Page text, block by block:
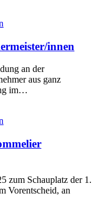
innen
an der
aus ganz
im…
zum Schauplatz der 1.
Vorentscheid, an